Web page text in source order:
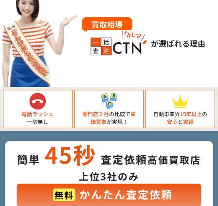
買取相場
が選ばれる理由
電話ラッシュ
一切無し
専門店３社の比較で高
価買取が実現！
自動車業界15年以上の
安心と実績
簡単 45秒 査定依頼高価買取店
上位3社のみ
無料 かんたん査定依頼